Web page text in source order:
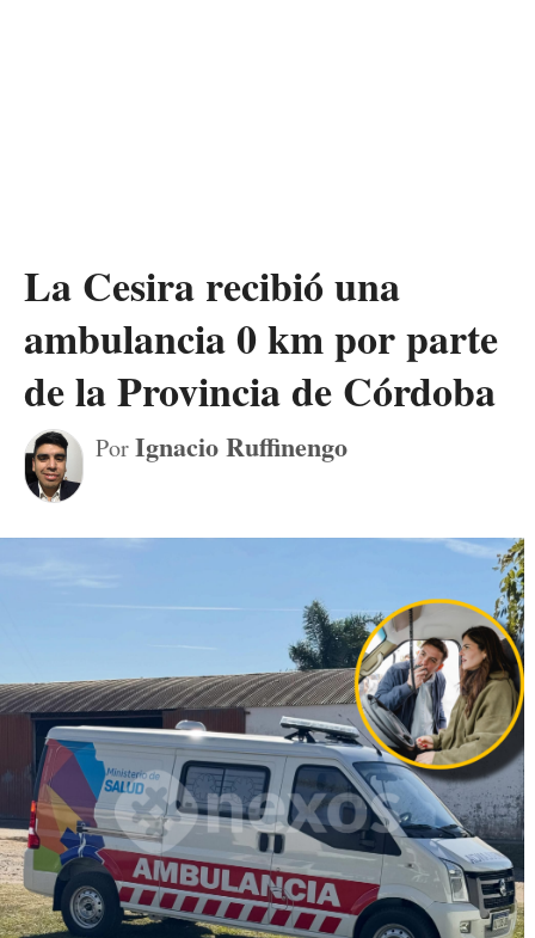
La Cesira recibió una
ambulancia 0 km por parte
de la Provincia de Córdoba
PorIgnacio Ruffinengo